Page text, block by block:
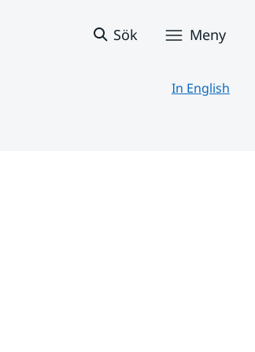
Sök Meny
In English